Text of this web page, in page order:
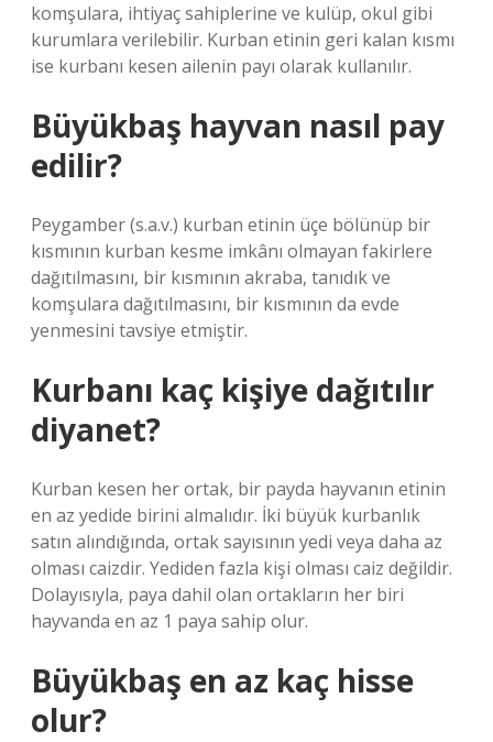
komşulara, ihtiyaç sahiplerine ve kulüp, okul gibi
kurumlara verilebilir. Kurban etinin geri kalan kısmı
ise kurbanı kesen ailenin payı olarak kullanılır.
Büyükbaş hayvan nasıl pay
edilir?
Peygamber (s.a.v.) kurban etinin üçe bölünüp bir
kısmının kurban kesme imkânı olmayan fakirlere
dağıtılmasını, bir kısmının akraba, tanıdık ve
komşulara dağıtılmasını, bir kısmının da evde
yenmesini tavsiye etmiştir.
Kurbanı kaç kişiye dağıtılır
diyanet?
Kurban kesen her ortak, bir payda hayvanın etinin
en az yedide birini almalıdır. İki büyük kurbanlık
satın alındığında, ortak sayısının yedi veya daha az
olması caizdir. Yediden fazla kişi olması caiz değildir.
Dolayısıyla, paya dahil olan ortakların her biri
hayvanda en az 1 paya sahip olur.
Büyükbaş en az kaç hisse
olur?